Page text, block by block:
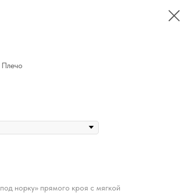
норку» прямого кроя с мягкой